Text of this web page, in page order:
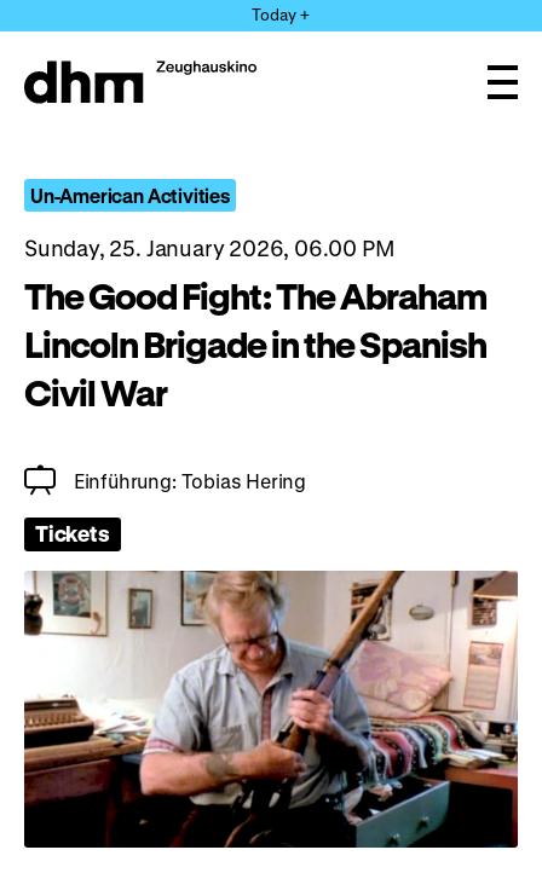
directly
the
Today +
Un-American Activities
Sunday, 25. January 2026, 06.00 PM
The Good Fight: The Abraham
Lincoln Brigade in the Spanish
Civil War
Einführung: Tobias Hering
Tickets